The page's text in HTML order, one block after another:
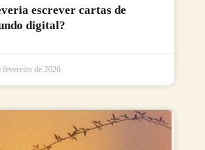
escrever cartas de
digital?
fevereiro de 2026